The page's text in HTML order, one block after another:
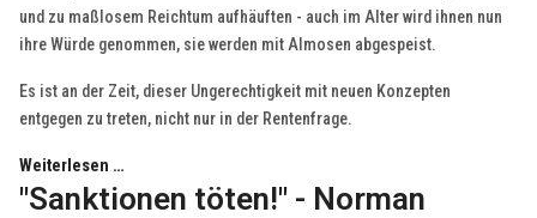
und zu maßlosem Reichtum aufhäuften - auch im Alter wird ihnen nun
ihre Würde genommen, sie werden mit Almosen abgespeist.
Es ist an der Zeit, dieser Ungerechtigkeit mit neuen Konzepten
entgegen zu treten, nicht nur in der Rentenfrage.
Weiterlesen …
"Sanktionen töten!" - Norman